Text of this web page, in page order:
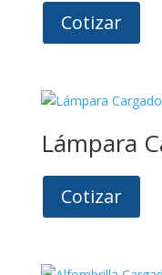
Cotizar
Lámpara
Cotizar